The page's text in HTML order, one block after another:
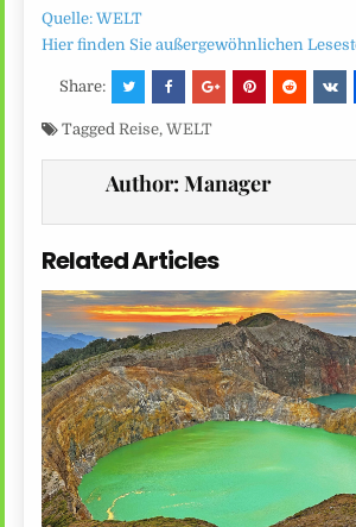
Quelle: WELT
Hier finden Sie außergewöhnlichen
Share:
Tagged Reise,WELT
Author:Manager
Related Articles